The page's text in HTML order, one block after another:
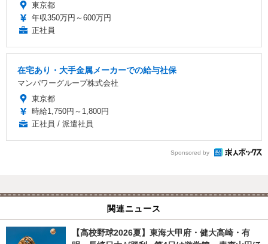
東京都
年収350万円～600万円
正社員
在宅あり・大手金属メーカーでの給与社保
マンパワーグループ株式会社
東京都
時給1,750円～1,800円
正社員 / 派遣社員
Sponsored by
関連ニュース
【高校野球2026夏】東海大甲府・健大高崎・有